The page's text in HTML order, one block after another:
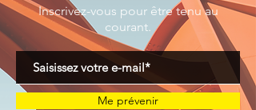
Inscrivez-vous pour être tenu au
courant.
Me prévenir